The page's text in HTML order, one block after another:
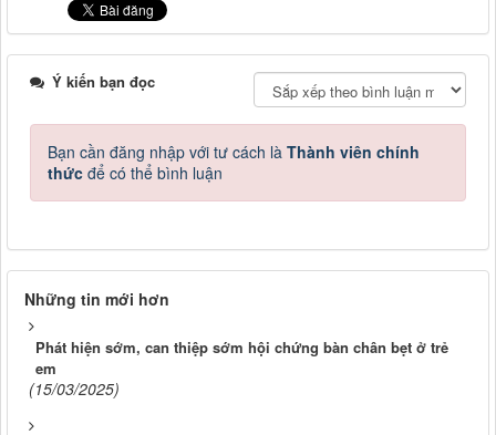
Ý kiến bạn đọc
Bạn cần đăng nhập với tư cách là Thành viên chính
thức để có thể bình luận
Những tin mới hơn
Phát hiện sớm, can thiệp sớm hội chứng bàn chân bẹt ở trẻ
em
(15/03/2025)